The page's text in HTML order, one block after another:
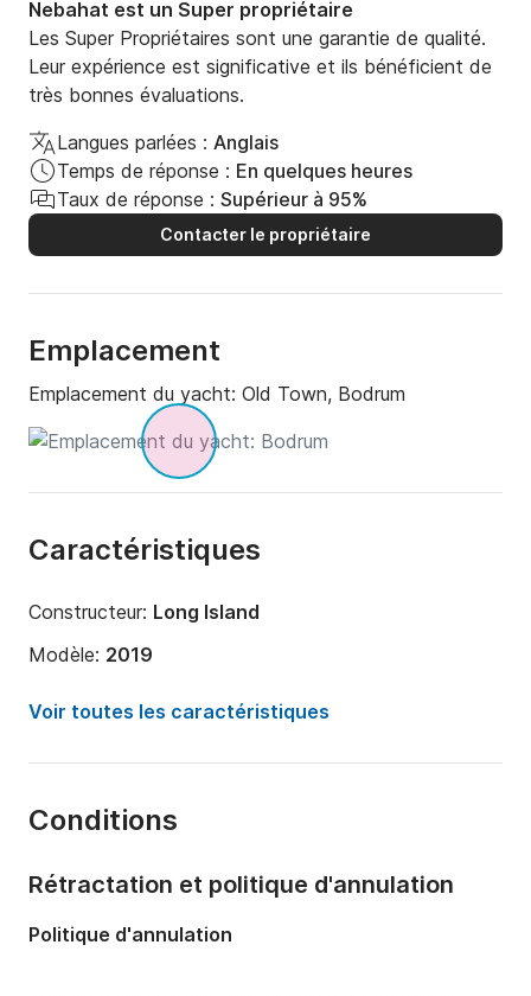
votre disposition pour une détente absolue. Et pour
vos déplacements entre la terre ferme et les sites
d'intérêt, rien de plus simple avec une annexe.
Le Long Island est disponible à la location sur
demande cet hiver. Les réservations sont déjà
ouvertes pour des croisières en Méditerranée cet été.
Le yacht goélette Long Island propose une gamme
Nebahat est un Super propriétaire
Les Super Propriétaires sont une garantie de qualité.
Leur expérience est significative et ils bénéficient de
très bonnes évaluations.
Langues parlées : Anglais
Temps de réponse : En quelques heures
Taux de réponse : Supérieur à 95%
Contacter le propriétaire
Emplacement
Emplacement du yacht: Old Town, Bodrum
Caractéristiques
Constructeur: Long Island
Modèle: 2019
Année:
2019 (Rénové en 2025)
Équipage:6 membres
Nombre de cabines:
Voir toutes les caractéristiques
Conditions
Rétractation et politique d'annulation
Politique d'annulation